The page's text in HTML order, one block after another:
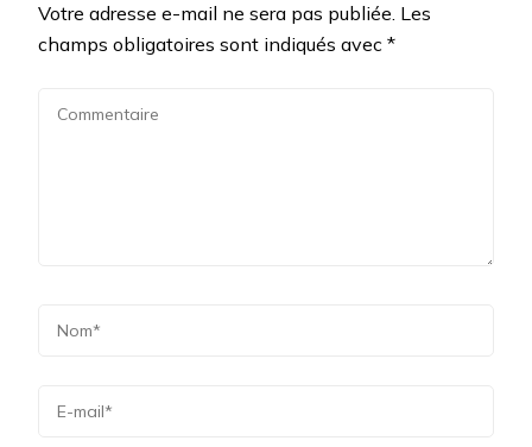
Votre adresse e-mail ne sera pas publiée. Les
champs obligatoires sont indiqués avec *